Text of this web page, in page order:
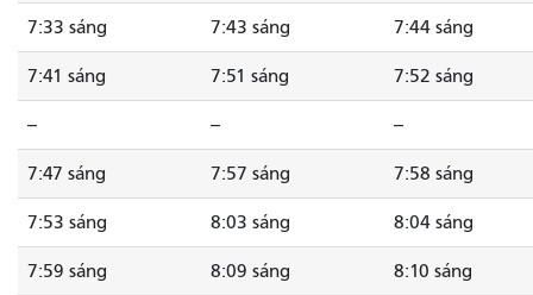
7:33 sáng 7:43 sáng 7:44 sáng
7:41 sáng 7:51 sáng 7:52 sáng
-- -- --
7:47 sáng 7:57 sáng 7:58 sáng
7:53 sáng 8:03 sáng 8:04 sáng
7:59 sáng 8:09 sáng 8:10 sáng